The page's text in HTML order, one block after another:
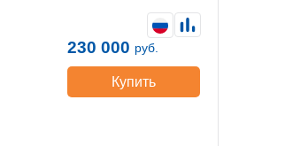
230 000 руб.
Купить